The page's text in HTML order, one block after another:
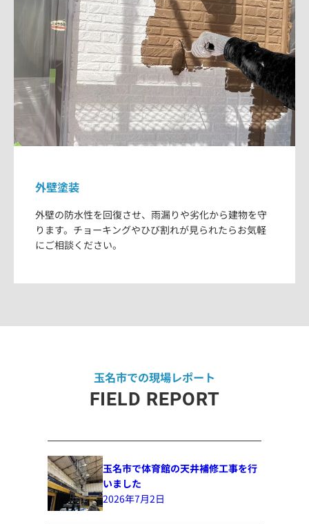
外壁塗装
外壁の防水性を回復させ、雨漏りや劣化から建物を守
ります。チョーキングやひび割れが見られたらお気軽
にご相談ください。
玉名市での現場レポート
FIELD REPORT
玉名市で体育館の天井補修工事を行
いました
2026年7月2日